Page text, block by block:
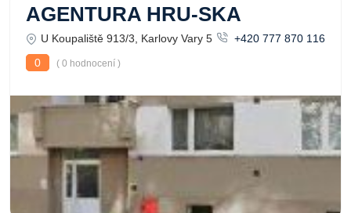
AGENTURA HRU-SKA
U Koupaliště 913/3, Karlovy Vary 5
+420 777 870 116
0
( 0 hodnocení )